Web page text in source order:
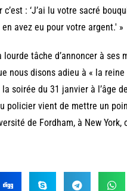
: ‘J’ai lu votre sacré
avez eu pour votre argent.' »
lourde tâche d’annoncer à
nous disons adieu à « la
soirée du 31 janvier à l’âge
policier vient de mettre un
de Fordham, à New